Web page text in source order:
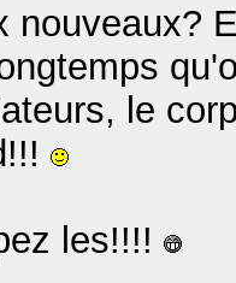
nouveaux?
le
les!!!!